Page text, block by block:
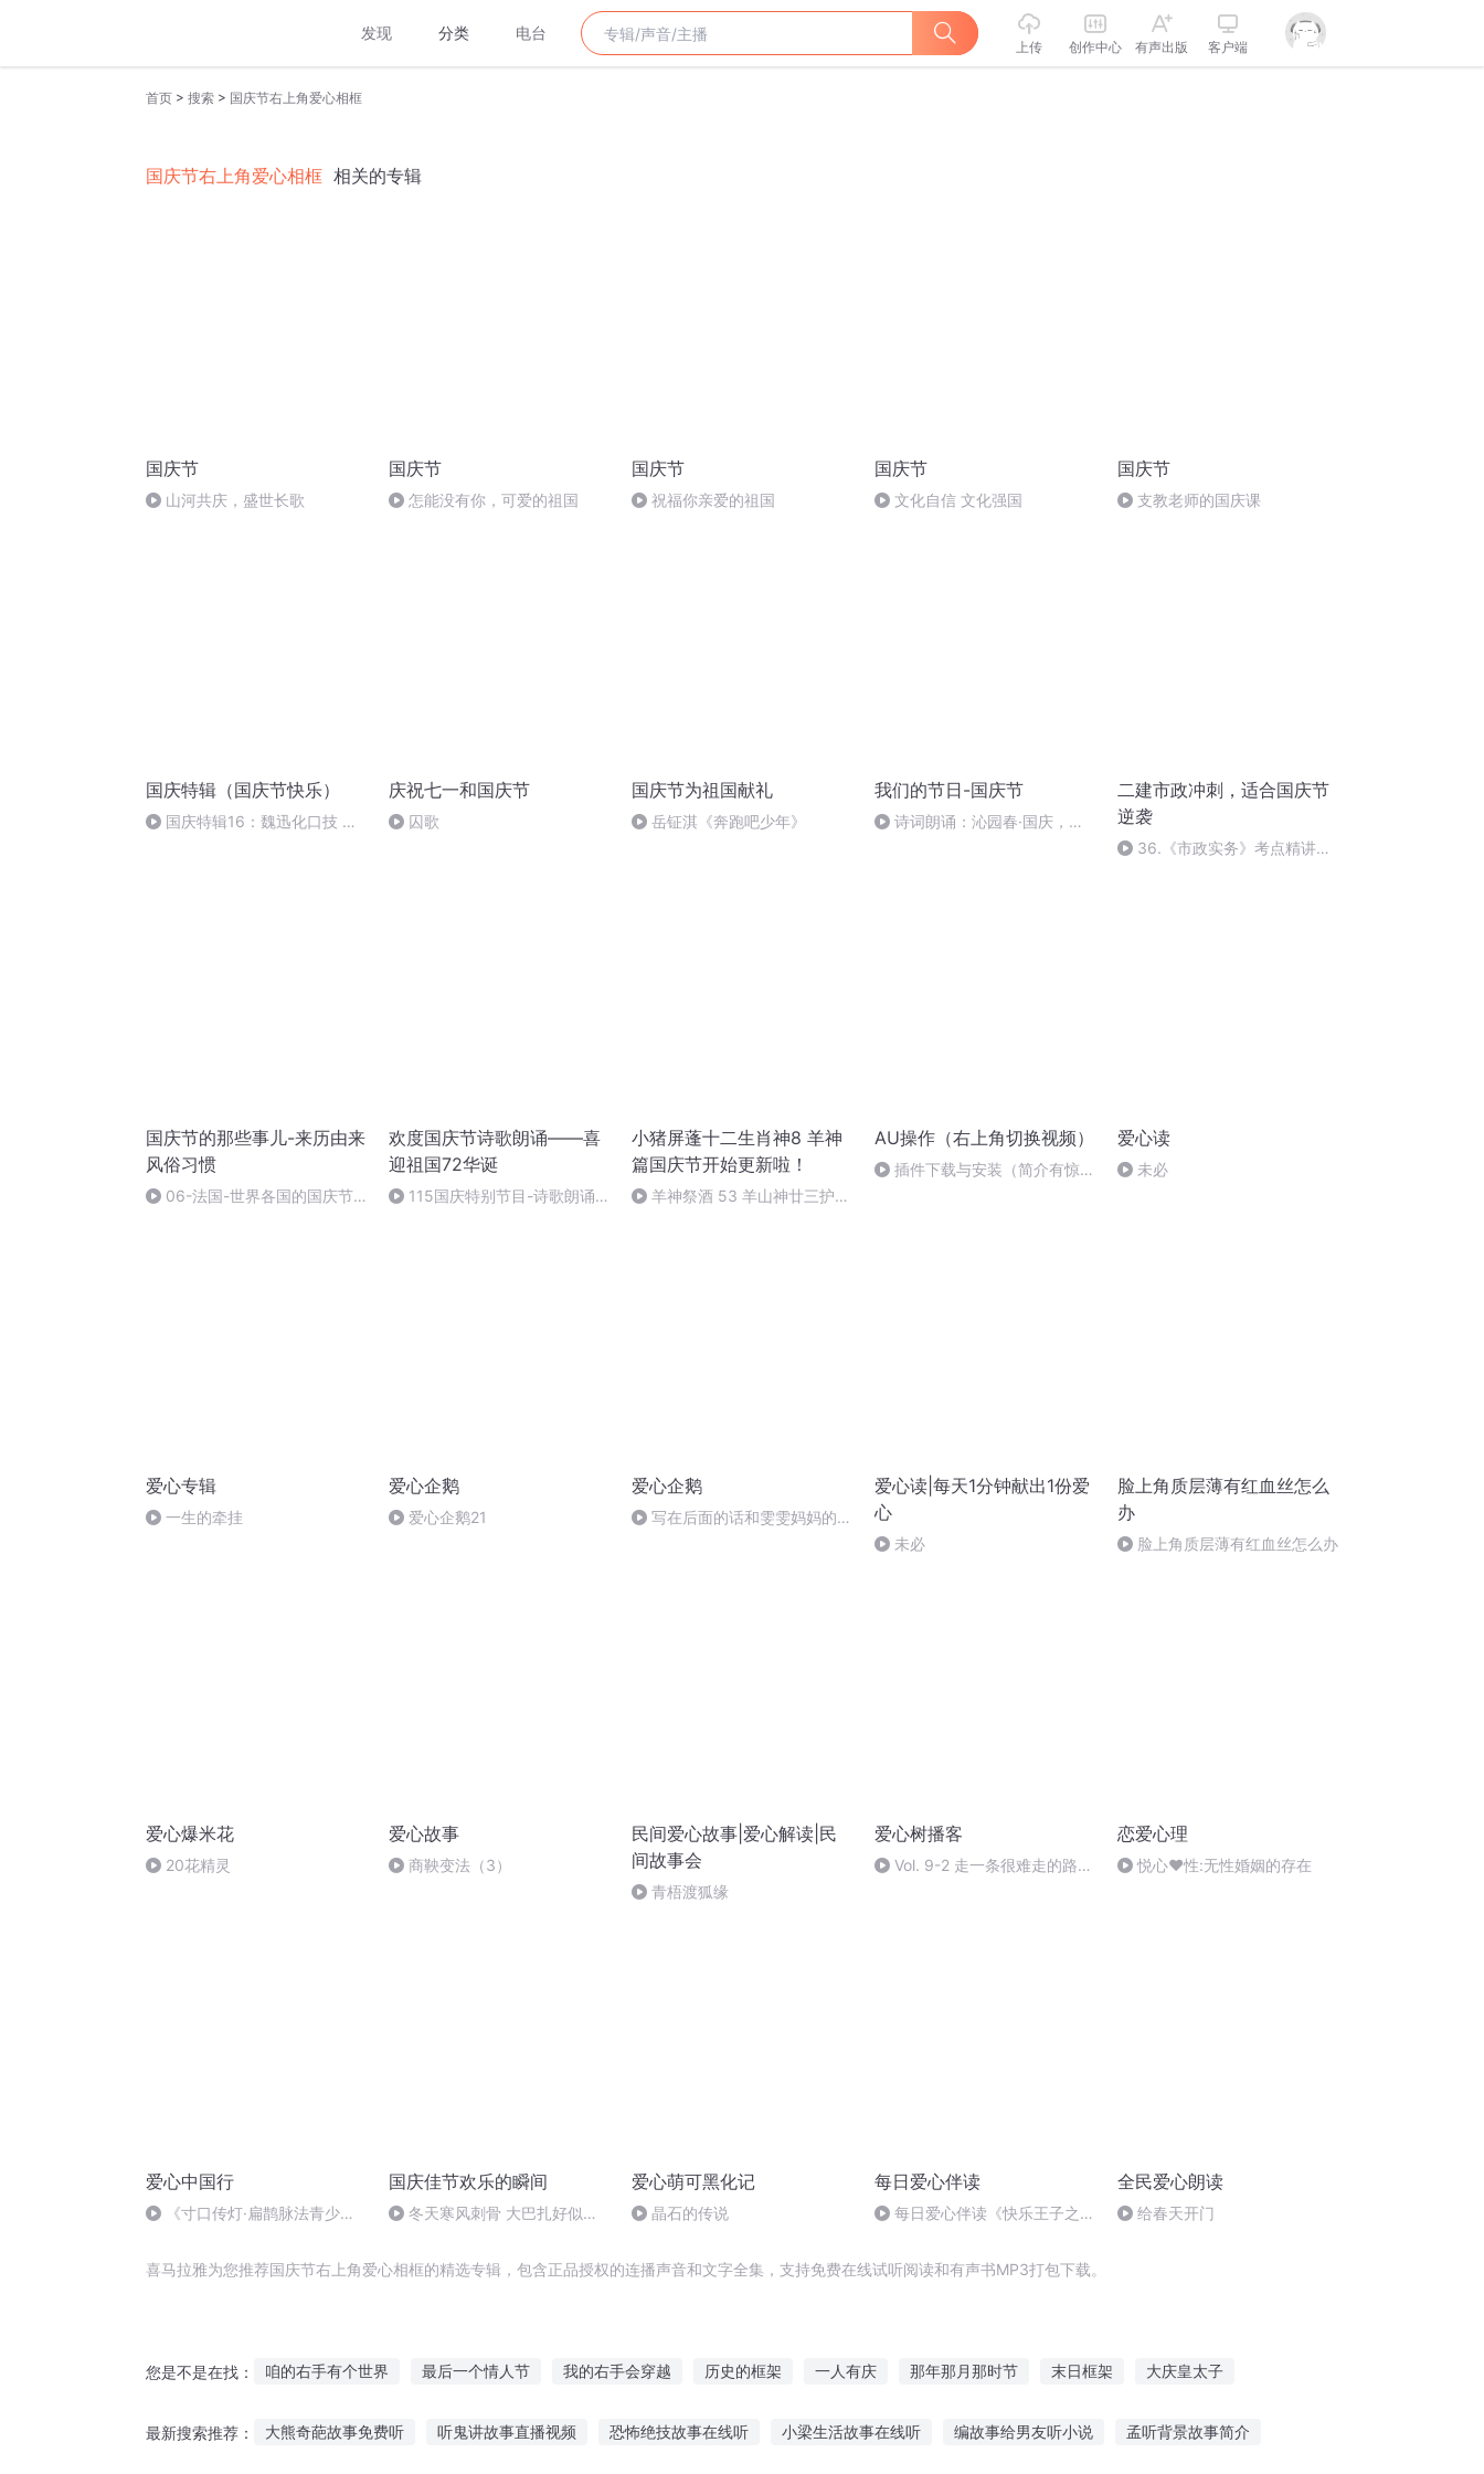
发现 分类 电台
上传 创作中心 有声出版 客户端
首页 > 搜索 > 国庆节右上角爱心相框
国庆节右上角爱心相框 相关的专辑
国庆节
山河共庆，盛世长歌
国庆节
怎能没有你，可爱的祖国
国庆节
祝福你亲爱的祖国
国庆节
文化自信 文化强国
国庆节
支教老师的国庆课
国庆特辑（国庆节快乐）
国庆特辑16：魏迅化口技 二
庆祝七一和国庆节
囚歌
国庆节为祖国献礼
岳钲淇《奔跑吧少年》
我们的节日-国庆节
诗词朗诵：沁园春·国庆，朗
二建市政冲刺，适合国庆节
逆袭
36.《市政实务》考点精讲第
国庆节的那些事儿-来历由来
风俗习惯
06-法国-世界各国的国庆节-
欢度国庆节诗歌朗诵——喜
迎祖国72华诞
115国庆特别节目-诗歌朗诵-
小猪屏蓬十二生肖神8 羊神
篇国庆节开始更新啦！
羊神祭酒 53 羊山神廿三护祭
AU操作（右上角切换视频）
插件下载与安装（简介有惊喜
爱心读
未必
爱心专辑
一生的牵挂
爱心企鹅
爱心企鹅21
爱心企鹅
写在后面的话和雯雯妈妈的小
爱心读|每天1分钟献出1份爱
心
未必
脸上角质层薄有红血丝怎么
办
脸上角质层薄有红血丝怎么办
爱心爆米花
20花精灵
爱心故事
商鞅变法（3）
民间爱心故事|爱心解读|民
间故事会
青梧渡狐缘
爱心树播客
Vol. 9-2 走一条很难走的路，
恋爱心理
悦心❤️性:无性婚姻的存在
爱心中国行
《寸口传灯·扁鹊脉法青少年
国庆佳节欢乐的瞬间
冬天寒风刺骨 大巴扎好似温
爱心萌可黑化记
晶石的传说
每日爱心伴读
每日爱心伴读《快乐王子之西
全民爱心朗读
给春天开门
喜马拉雅为您推荐国庆节右上角爱心相框的精选专辑，包含正品授权的连播声音和文字全集，支持免费在线试听阅读和有声书MP3打包下载。
您是不是在找： 咱的右手有个世界 最后一个情人节 我的右手会穿越 历史的框架 一人有庆 那年那月那时节 末日框架 大庆皇太子
最新搜索推荐： 大熊奇葩故事免费听 听鬼讲故事直播视频 恐怖绝技故事在线听 小梁生活故事在线听 编故事给男友听小说 孟听背景故事简介